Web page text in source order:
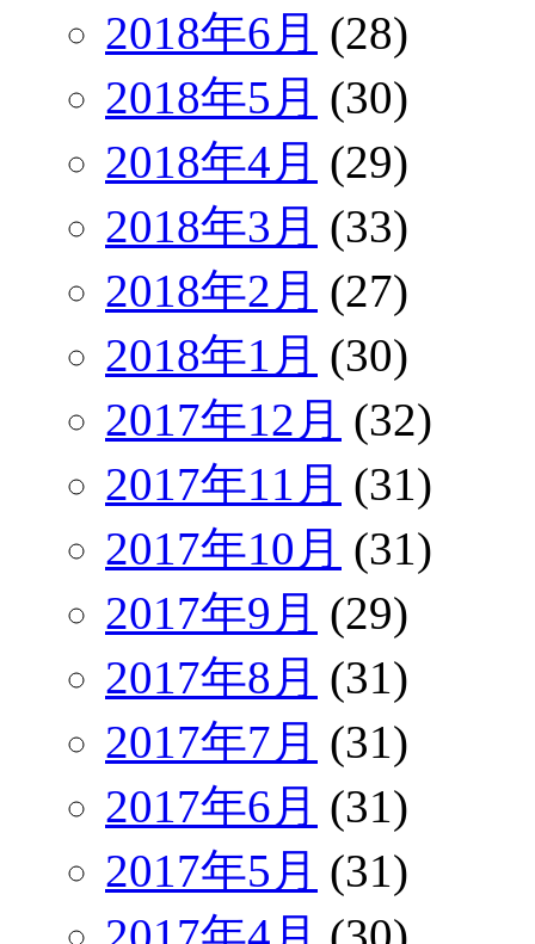
2018年6月 (28)
2018年5月 (30)
2018年4月 (29)
2018年3月 (33)
2018年2月 (27)
2018年1月 (30)
2017年12月 (32)
2017年11月 (31)
2017年10月 (31)
2017年9月 (29)
2017年8月 (31)
2017年7月 (31)
2017年6月 (31)
2017年5月 (31)